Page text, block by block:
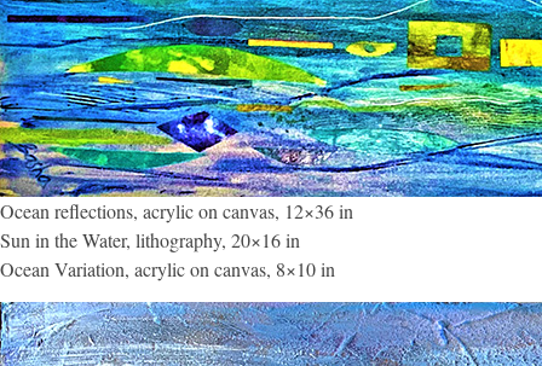
Ocean reflections, acrylic on canvas, 12×36 in
Sun in the Water, lithography, 20×16 in
Ocean Variation, acrylic on canvas, 8×10 in